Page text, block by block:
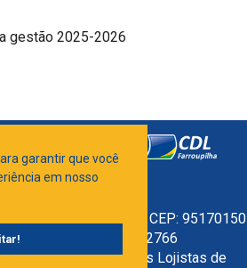
garantir que você
em nosso
gestão 2025-2026
02, Bairro do Parque - CEP: 95170150
Fetter) | (54) 3261-2766
Câmara de Dirigentes Lojistas de